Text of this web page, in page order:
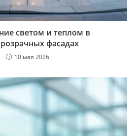
светом и теплом в
фасадах
10 мая 2026